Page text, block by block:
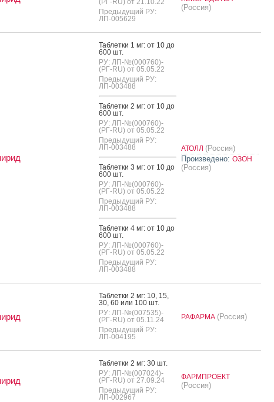
Предыдущий РУ:
ЛП-005629
(Россия)
Таб­летки 1 мг: от 10 до
600 шт.
РУ: ЛП-№(000760)-
(РГ-RU) от 05.05.22
Предыдущий РУ:
ЛП-003488
Таб­летки 2 мг: от 10 до
600 шт.
РУ: ЛП-№(000760)-
(РГ-RU) от 05.05.22
Предыдущий РУ:
ЛП-003488
Таб­летки 3 мг: от 10 до
600 шт.
РУ: ЛП-№(000760)-
(РГ-RU) от 05.05.22
Предыдущий РУ:
ЛП-003488
Таб­летки 4 мг: от 10 до
600 шт.
РУ: ЛП-№(000760)-
(РГ-RU) от 05.05.22
Предыдущий РУ:
ЛП-003488
АТОЛЛ (Россия)
Произведено: ОЗОН
(Россия)
Таб­летки 2 мг: 10, 15,
30, 60 или 100 шт.
РУ: ЛП-№(007535)-
(РГ-RU) от 05.11.24
Предыдущий РУ:
ЛП-004195
РАФАРМА (Россия)
Таб­летки 2 мг: 30 шт.
РУ: ЛП-№(007024)-
(РГ-RU) от 27.09.24
Предыдущий РУ:
ЛП-002967
ФАРМПРОЕКТ
(Россия)